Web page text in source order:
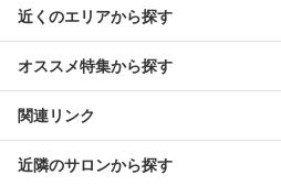
近くのエリアから探す
オススメ特集から探す
関連リンク
近隣のサロンから探す